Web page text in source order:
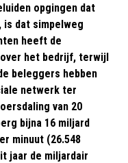
opgingen dat
dat simpelweg
heeft de
het bedrijf, terwijl
beleggers hebben
netwerk ter
van 20
bijna 16 miljard
minuut (26.548
jaar de miljardair